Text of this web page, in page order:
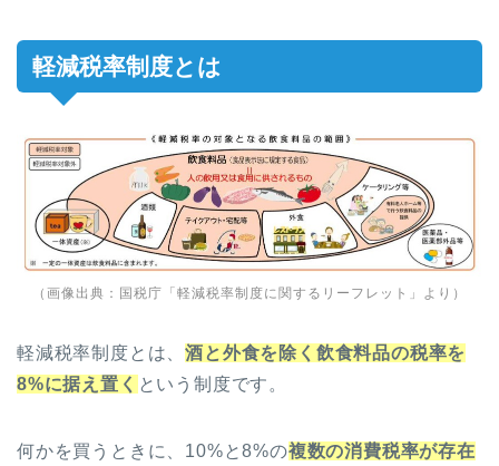
軽減税率制度とは
（画像出典：国税庁「 軽減税率制度に関するリーフレット 」より）
軽減税率制度とは、酒と外食を除く飲食料品の税率を
8%に据え置く という制度です。
何かを買うときに、10%と8%の複数の消費税率が存在